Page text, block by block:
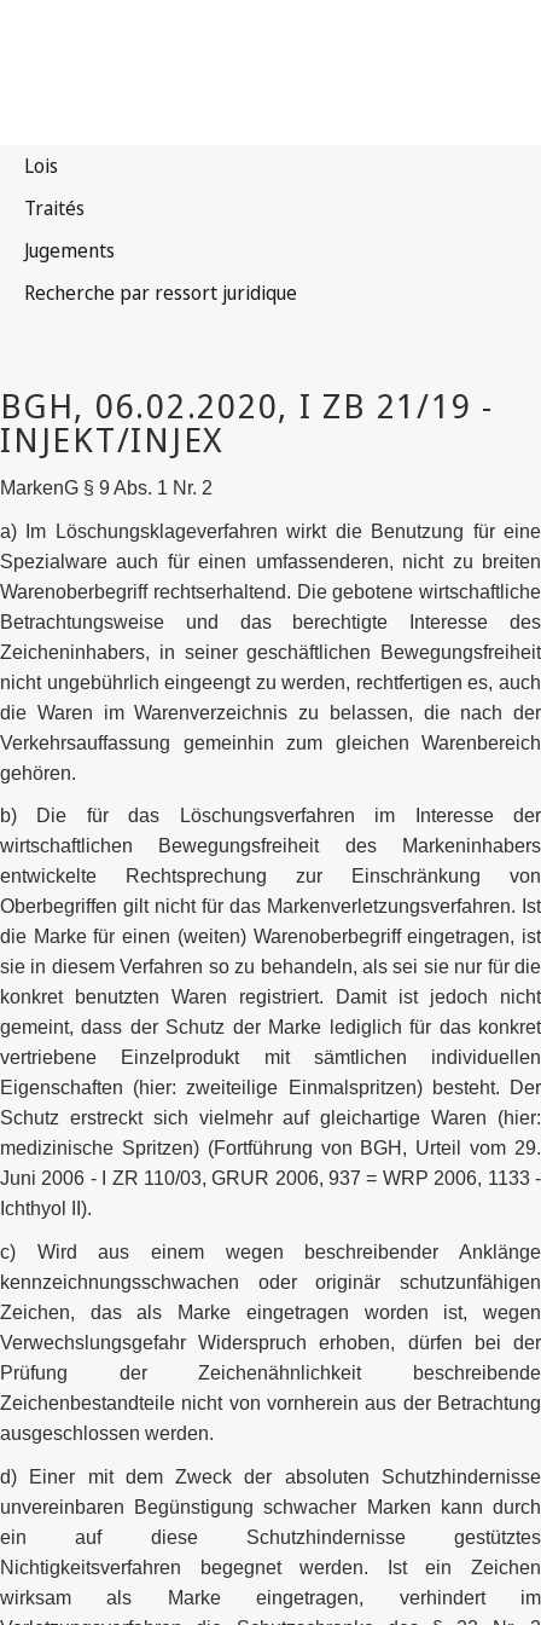
MarkenG § 9 Abs. 1 Nr. 2
a) Im Löschungsklageverfahren wirkt die Benutzung für eine
Spezialware auch für einen umfassenderen, nicht zu breiten
Warenoberbegriff rechtserhaltend. Die gebotene wirtschaftliche
Betrachtungsweise und das berechtigte Interesse des
Zeicheninhabers, in seiner geschäftlichen Bewegungsfreiheit
nicht ungebührlich eingeengt zu werden, rechtfertigen es, auch
die Waren im Warenverzeichnis zu belassen, die nach der
Verkehrsauffassung gemeinhin zum gleichen Warenbereich
gehören.
b) Die für das Löschungsverfahren im Interesse der
wirtschaftlichen Bewegungsfreiheit des Markeninhabers
entwickelte Rechtsprechung zur Einschränkung von
Oberbegriffen gilt nicht für das Markenverletzungsverfahren. Ist
die Marke für einen (weiten) Warenoberbegriff eingetragen, ist
sie in diesem Verfahren so zu behandeln, als sei sie nur für die
konkret benutzten Waren registriert. Damit ist jedoch nicht
gemeint, dass der Schutz der Marke lediglich für das konkret
vertriebene Einzelprodukt mit sämtlichen individuellen
Eigenschaften (hier: zweiteilige Einmalspritzen) besteht. Der
Schutz erstreckt sich vielmehr auf gleichartige Waren (hier:
medizinische Spritzen) (Fortführung von BGH, Urteil vom 29.
Juni 2006 - I ZR 110/03, GRUR 2006, 937 = WRP 2006, 1133 -
Ichthyol II).
c) Wird aus einem wegen beschreibender Anklänge
kennzeichnungsschwachen oder originär schutzunfähigen
Zeichen, das als Marke eingetragen worden ist, wegen
Verwechslungsgefahr Widerspruch erhoben, dürfen bei der
Prüfung der Zeichenähnlichkeit beschreibende
Zeichenbestandteile nicht von vornherein aus der Betrachtung
ausgeschlossen werden.
d) Einer mit dem Zweck der absoluten Schutzhindernisse
unvereinbaren Begünstigung schwacher Marken kann durch
ein auf diese Schutzhindernisse gestütztes
Nichtigkeitsverfahren begegnet werden. Ist ein Zeichen
wirksam als Marke eingetragen, verhindert im